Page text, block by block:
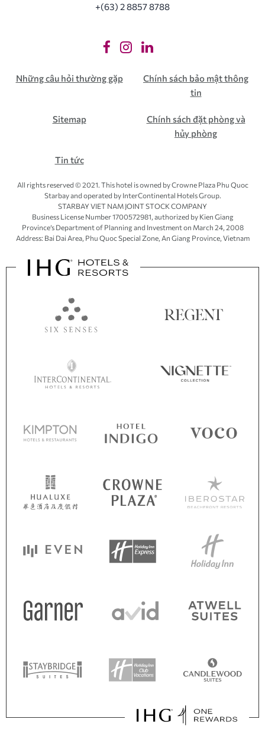
+(63) 2 8857 8788
Những câu hỏi thường gặp
Chính sách bảo mật thông
tin
Sitemap
Chính sách đặt phòng và
hủy phòng
Tin tức
All rights reserved © 2021. This hotel is owned by Crowne Plaza Phu Quoc
Starbay and operated by InterContinental Hotels Group.
STARBAY VIET NAM JOINT STOCK COMPANY
Business License Number 1700572981, authorized by Kien Giang
Province’s Department of Planning and Investmenton March 24, 2008
Address: Bai Dai Area, Phu Quoc Special Zone, An Giang Province, Vietnam